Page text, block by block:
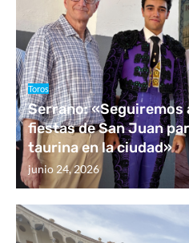
Toros
Serrano: «Seguiremos
fiestas de San Juan
taurina en la ciudad»
junio 24, 2026